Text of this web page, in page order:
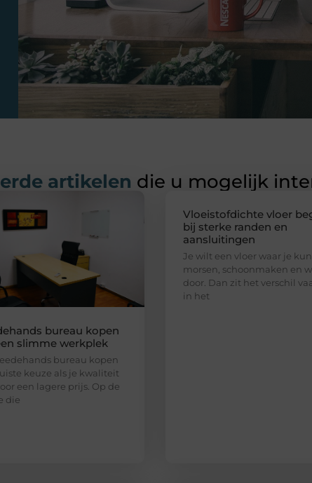
artikelen die u mogelijk
bureau kopen
slimme werkplek
bureau kopen
keuze als je kwaliteit
een lagere prijs. Op de
die
Vloeistofdichte vloer
bij sterke randen en
aansluitingen
Je wilt een vloer waar je
morsen, schoonmaken en
door. Dan zit het verschil
in het